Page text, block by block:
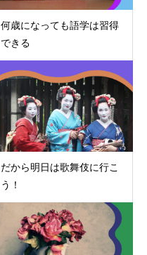
何歳になっても語学は習得
できる
だから明日は歌舞伎に行こ
う！